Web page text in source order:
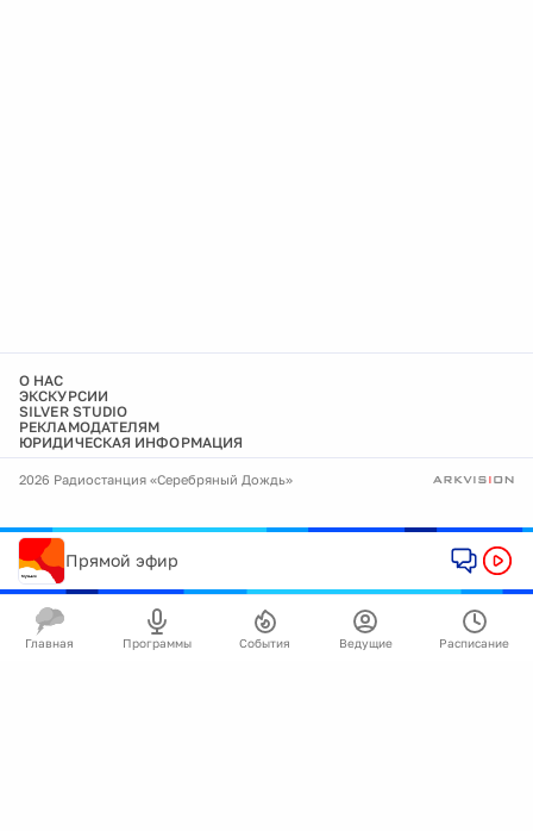
О НАС
ЭКСКУРСИИ
SILVER STUDIO
РЕКЛАМОДАТЕЛЯМ
ЮРИДИЧЕСКАЯ ИНФОРМАЦИЯ
2026 Радиостанция «Серебряный Дождь»
Прямой эфир
Главная Программы События Ведущие Расписание